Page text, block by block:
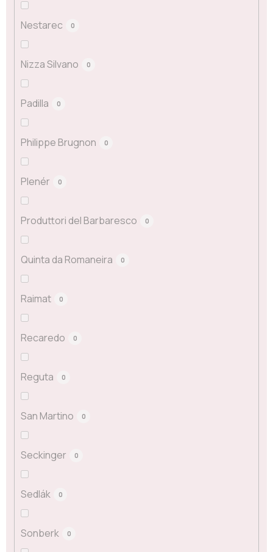
Nestarec 0
Nizza Silvano 0
Padilla 0
Philippe Brugnon 0
Plenér 0
Produttori del Barbaresco 0
Quinta da Romaneira 0
Raimat 0
Recaredo 0
Reguta 0
San Martino 0
Seckinger 0
Sedlák 0
Sonberk 0